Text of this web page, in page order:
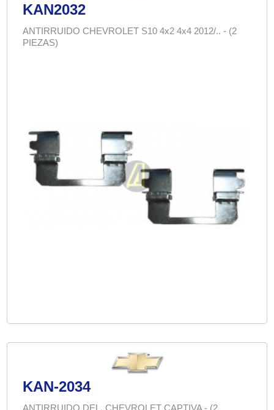
KAN2032
ANTIRRUIDO CHEVROLET S10 4x2 4x4 2012/.. - (2
PIEZAS)
KAN-2034